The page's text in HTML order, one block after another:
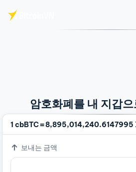
암호화폐를 내 지갑
1 cbBTC=8,895,014,240.6147995
보내는 금액